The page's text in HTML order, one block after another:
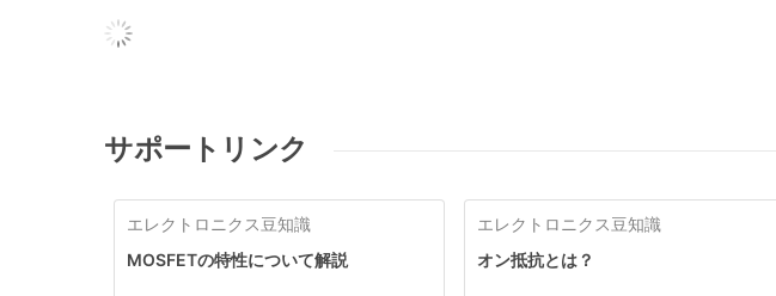
サポートリンク
エレクトロニクス豆知識
MOSFETの特性について解説
エレクトロニクス豆知識
オン抵抗とは？